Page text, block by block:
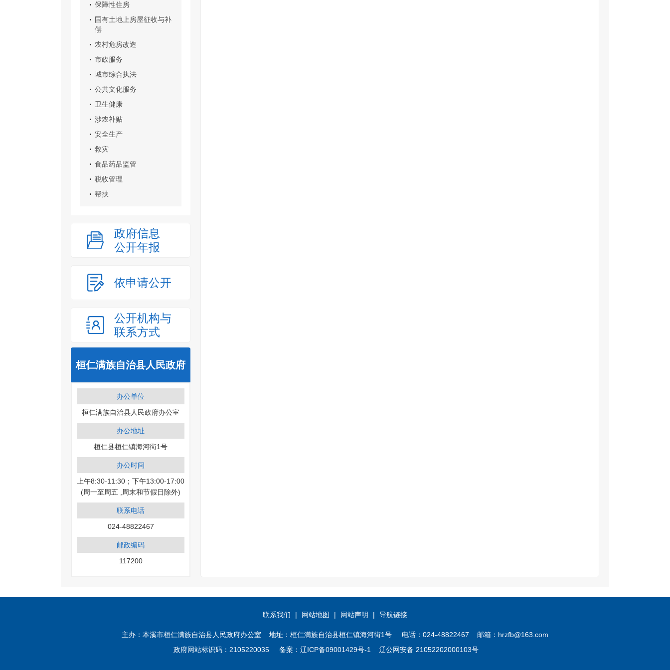
保障性住房
国有土地上房屋征收与补
偿
农村危房改造
市政服务
城市综合执法
公共文化服务
卫生健康
涉农补贴
安全生产
救灾
食品药品监管
税收管理
帮扶
政府信息
公开年报
依申请公开
公开机构与
联系方式
桓仁满族自治县人民政府
办公单位
桓仁满族自治县人民政府办公室
办公地址
桓仁县桓仁镇海河街1号
办公时间
上午8:30-11:30；下午13:00-17:00
(周一至周五 ,周末和节假日除外)
联系电话
024-48822467
邮政编码
117200
联系我们 | 网站地图 | 网站声明 | 导航链接
主办：本溪市桓仁满族自治县人民政府办公室 地址：桓仁满族自治县桓仁镇海河街1号 电话：024-48822467 邮箱：hrzfb@163.com
政府网站标识码：2105220035 备案： 辽ICP备09001429号-1 辽公网安备 21052202000103号